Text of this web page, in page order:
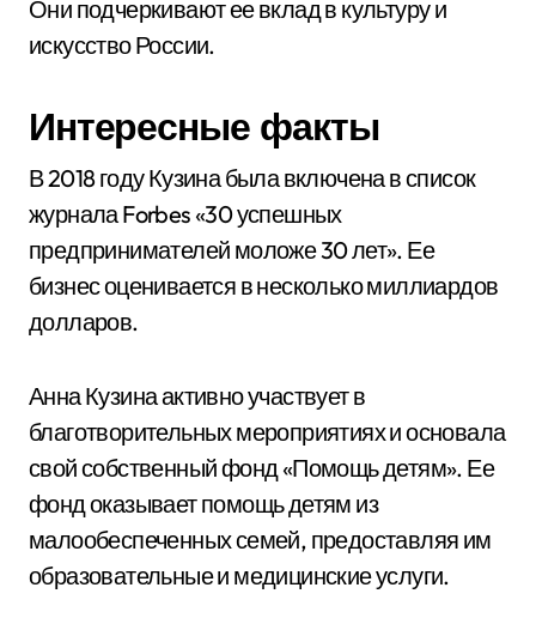
Они подчеркивают ее вклад в культуру и
искусство России.
Интересные факты
В 2018 году Кузина была включена в список
журнала Forbes «30 успешных
предпринимателей моложе 30 лет». Ее
бизнес оценивается в несколько миллиардов
долларов.
Анна Кузина активно участвует в
благотворительных мероприятиях и основала
свой собственный фонд «Помощь детям». Ее
фонд оказывает помощь детям из
малообеспеченных семей, предоставляя им
образовательные и медицинские услуги.